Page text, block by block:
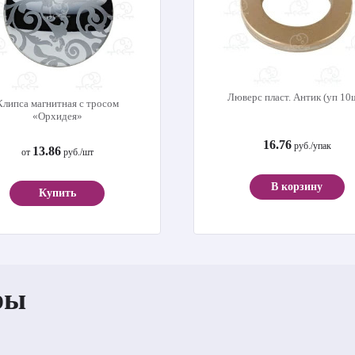
магнитная с тросом
«Орхидея»
от 13.86руб./шт
Купить
Люверс пласт. Антик (уп
16.76руб./упак
В корзину